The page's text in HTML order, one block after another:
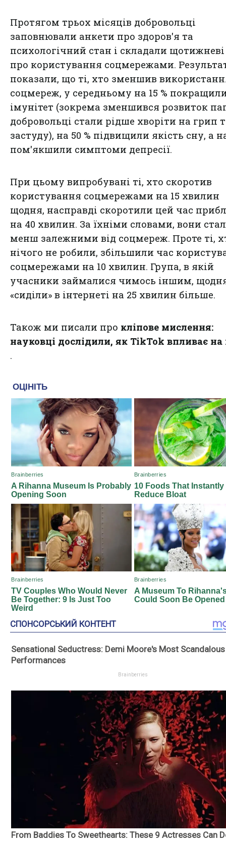
Протягом трьох місяців добровольці
заповнювали анкети про здоров'я та
психологічний стан і складали щотижневі
про користування соцмережами.
показали, що ті, хто зменшив
соцмереж, у середньому на 15 %
імунітет (зокрема зменшився розвиток
добровольці стали рідше хворіти на грип
застуду), на 50 % підвищили якість сну, а
пом'якшили симптоми депресії.
При цьому випробувані ті, хто скоротив
користування соцмережами на 15 хвилин
щодня, насправді скоротили цей час
на 40 хвилин. За їхніми словами, вони
менш залежними від соцмереж. Проте ті,
нічого не робили, збільшили час
соцмережами на 10 хвилин. Група, в якій
учасники займалися чимось іншим,
«сиділи» в інтернеті на 25 хвилин більше.
Також ми писали про кліпове мислення:
науковці дослідили, як TikTok впливає на
.